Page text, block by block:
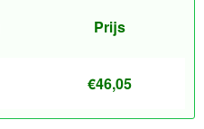
Prijs
€46,05